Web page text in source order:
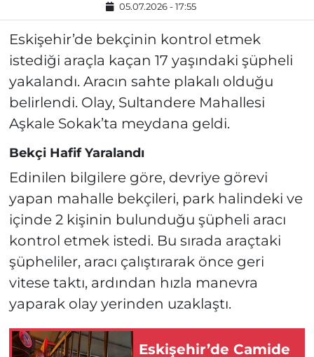
05.07.2026 - 17:55
Eskişehir’de bekçinin kontrol etmek
istediği araçla kaçan 17 yaşındaki şüpheli
yakalandı. Aracın sahte plakalı olduğu
belirlendi. Olay, Sultandere Mahallesi
Aşkale Sokak’ta meydana geldi.
Bekçi Hafif Yaralandı
Edinilen bilgilere göre, devriye görevi
yapan mahalle bekçileri, park halindeki ve
içinde 2 kişinin bulunduğu şüpheli aracı
kontrol etmek istedi. Bu sırada araçtaki
şüpheliler, aracı çalıştırarak önce geri
vitese taktı, ardından hızla manevra
yaparak olay yerinden uzaklaştı.
Eskişehir’de Camide